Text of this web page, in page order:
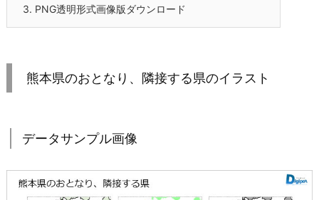
3. PNG透明形式画像版ダウンロード
熊本県のおとなり、隣接する県のイラスト
データサンプル画像